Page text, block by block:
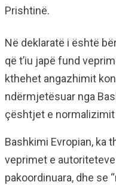
Prishtinë.
Në deklaratë i është
që t’iu japë fund
kthehet angazhimit
ndërmjetësuar nga
çështjet e
Bashkimi Evropian, ka
veprimet e
pakoordinuara, dhe se